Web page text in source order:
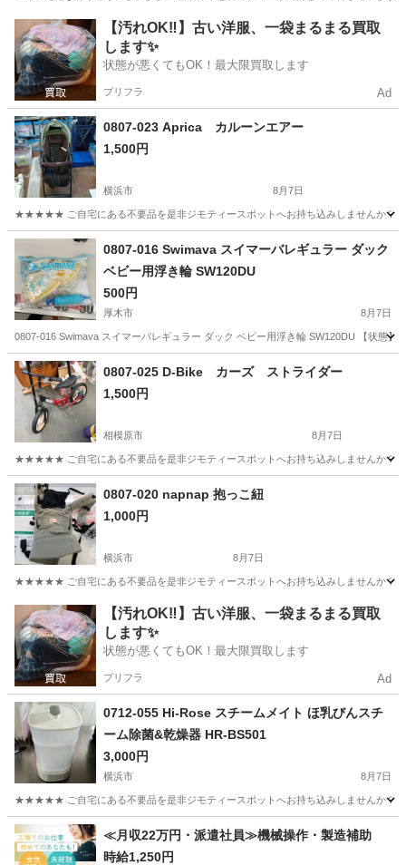
神奈川 相模原市 子供用品 リユース
【汚れOK‼️】古い洋服、一袋まるまる買取
します✨
状態が悪くてもOK！最大限買取します
プリフラ Ad
0807-023 Aprica カルーンエアー
1,500円
横浜市 8月7日
★★★★★ ご自宅にある不要品を是非ジモティースポットへお持ち込みしませんか？
神奈川 横浜市 カルーンエアー
0807-016 Swimava スイマーバレギュラー ダック
ベビー用浮き輪 SW120DU
500円
厚木市 8月7日
0807-016 Swimava スイマーバレギュラー ダック ベビー用浮き輪 SW120DU 【状態
神奈川 厚木市 スイマーバ
0807-025 D-Bike カーズ ストライダー
1,500円
相模原市 8月7日
★★★★★ ご自宅にある不要品を是非ジモティースポットへお持ち込みしませんか？
神奈川 相模原市 Bike
0807-020 napnap 抱っこ紐
1,000円
横浜市 8月7日
★★★★★ ご自宅にある不要品を是非ジモティースポットへお持ち込みしませんか？
神奈川 横浜市 ベビー用品 napnap
【汚れOK‼️】古い洋服、一袋まるまる買取
します✨
状態が悪くてもOK！最大限買取します
プリフラ Ad
0712-055 Hi-Rose スチームメイト ほ乳びんスチ
ーム除菌&乾燥器 HR-BS501
3,000円
横浜市 8月7日
★★★★★ ご自宅にある不要品を是非ジモティースポットへお持ち込みしませんか？
神奈川 横浜市 ベビー用品 スチーム
≪月収22万円・派遣社員≫機械操作・製造補助
時給1,250円